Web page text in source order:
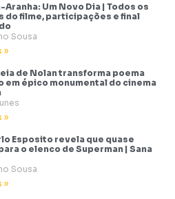
Aranha: Um Novo Dia | Todos os
do filme, participações e final
Sousa
»
de Nolan transforma poema
em épico monumental do cinema
»
Esposito revela que quase
o elenco de Superman | Sana
Sousa
»